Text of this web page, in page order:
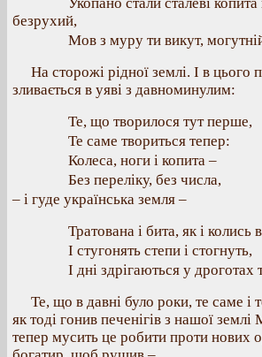
безрухий,
Мов з муру ти викут,
На сторожі рідної землі. І в цього
зливається в уяві з давноминулим:
Те, що творилося тут перше,
Те саме твориться тепер:
Колеса, ноги і копита –
Без переліку, без числа,
– і гуде українська земля –
Тратована і бита, як і колись
І стугонять степи і стогнуть,
І дні здрігаються у дроготах
Те, що в давні було роки, те саме і
як тоді гонив печенігів з нашої
тепер мусить це робити проти нових